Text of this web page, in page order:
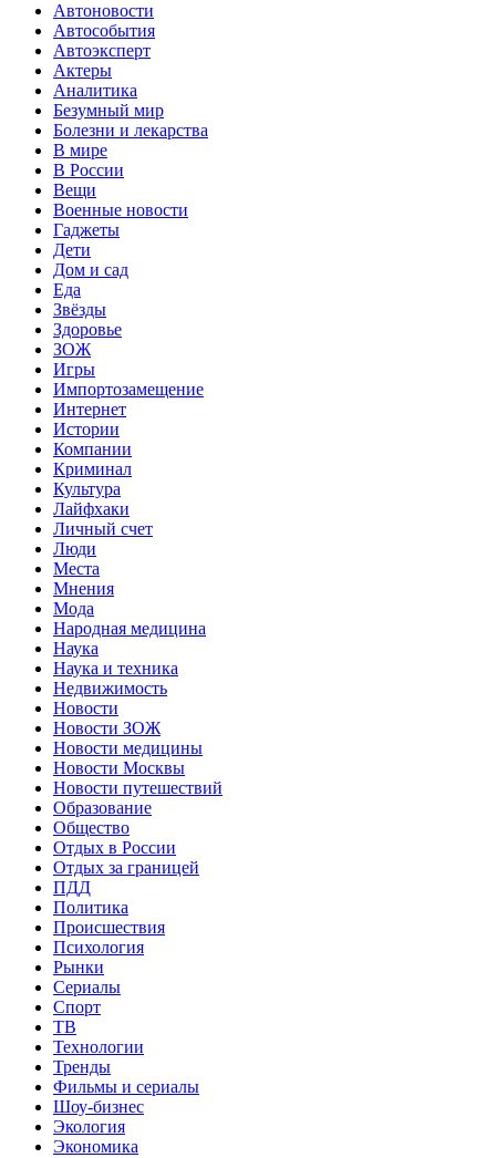
Автоновости
Автособытия
Автоэксперт
Актеры
Аналитика
Безумный мир
Болезни и лекарства
В мире
В России
Вещи
Военные новости
Гаджеты
Дети
Дом и сад
Еда
Звёзды
Здоровье
ЗОЖ
Игры
Импортозамещение
Интернет
Истории
Компании
Криминал
Культура
Лайфхаки
Личный счет
Люди
Места
Мнения
Мода
Народная медицина
Наука
Наука и техника
Недвижимость
Новости
Новости ЗОЖ
Новости медицины
Новости Москвы
Новости путешествий
Образование
Общество
Отдых в России
Отдых за границей
ПДД
Политика
Происшествия
Психология
Рынки
Сериалы
Спорт
ТВ
Технологии
Тренды
Фильмы и сериалы
Шоу-бизнес
Экология
Экономика